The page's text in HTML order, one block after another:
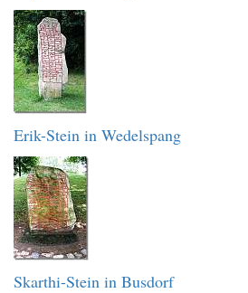
Erik-Stein in Wedelspang
Skarthi-Stein in Busdorf